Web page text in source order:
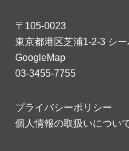
〒105-0023
東京都港区芝浦1-2-3 シ
GoogleMap
03-3455-7755
プライバシーポリシー
個人情報の取扱いについ